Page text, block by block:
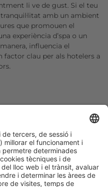
li ve de gust. Si el teu
amb un ambient
que promouen el
experiència d’spa o un
influencia el
clau per als hotelers a
WhatsApp Email